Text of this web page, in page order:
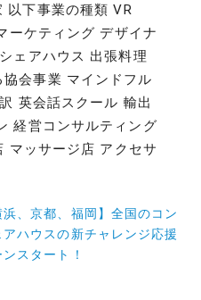
以下事業の種類 VR
ーケティング デザイナ
ェアハウス 出張料理
会事業 マインドフル
英会話スクール 輸出
経営コンサルティング
マッサージ店 アクセサ
浜、京都、福岡】全国のコン
ハウスの新チャレンジ応援
スタート！